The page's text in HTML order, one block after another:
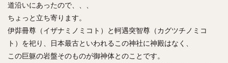
道沿いにあったので、、、
ちょっと立ち寄ります。
伊弉冊尊（イザナミノミコト）と軻遇突智尊（カグツチノミコ
ト）を祀り、日本最古といわれるこの神社に神殿はなく、
この巨躯の岩盤そのものが御神体とのことです。